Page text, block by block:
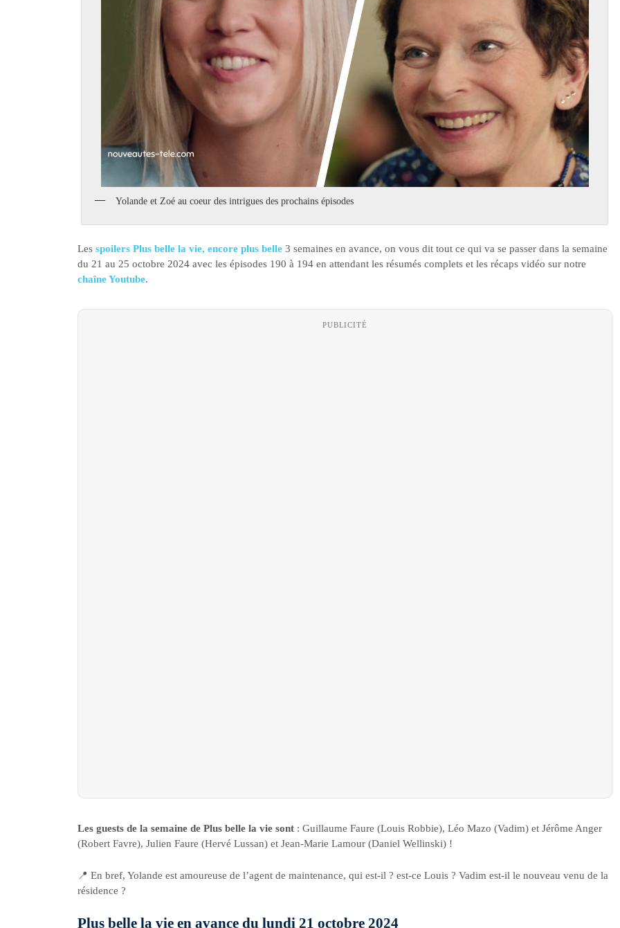
Yolande et Zoé au coeur des intrigues des prochains épisodes
Les spoilers Plus belle la vie, encore plus belle 3 semaines en avance, on vous dit tout ce qui va se passer dans la semaine
du 21 au 25 octobre 2024 avec les épisodes 190 à 194 en attendant les résumés complets et les récaps vidéo sur notre
chaîne Youtube.
PUBLICITÉ
Les guests de la semaine de Plus belle la vie sont : Guillaume Faure (Louis Robbie), Léo Mazo (Vadim) et Jérôme Anger
(Robert Favre), Julien Faure (Hervé Lussan) et Jean-Marie Lamour (Daniel Wellinski) !
📍 En bref, Yolande est amoureuse de l’agent de maintenance, qui est-il ? est-ce Louis ? Vadim est-il le nouveau venu de la
résidence ?
Plus belle la vie en avance du lundi 21 octobre 2024